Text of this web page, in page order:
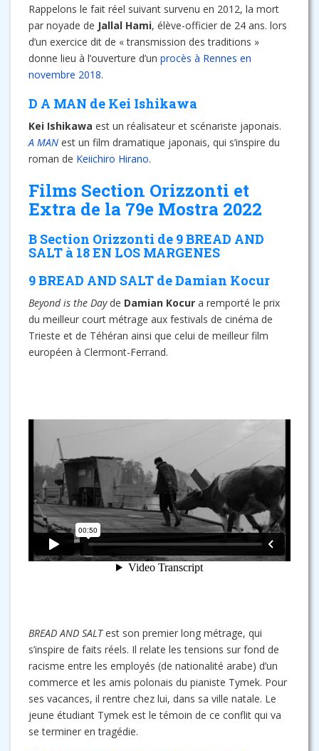
Rappelons le fait réel suivant survenu en 2012, la mort
par noyade de Jallal Hami, élève-officier de 24 ans. lors
d’un exercice dit de « transmission des traditions »
donne lieu à l’ouverture d’un procès à Rennes en
novembre 2018.
D A MAN de Kei Ishikawa
Kei Ishikawa est un réalisateur et scénariste japonais.
A MAN est un film dramatique japonais, qui s’inspire du
roman de Keiichiro Hirano.
Films Section Orizzonti et
Extra de la 79e Mostra 2022
B Section Orizzonti de 9 BREAD AND
SALT à 18 EN LOS MARGENES
9 BREAD AND SALT de Damian Kocur
Beyond is the Dayde Damian Kocur a remporté le prix
du meilleur court métrage aux festivals de cinéma de
Trieste et de Téhéran ainsi que celui de meilleur film
européen à Clermont-Ferrand.
BREAD AND SALTest son premier long métrage, qui
s’inspire de faits réels. Il relate les tensions sur fond de
racisme entre les employés (de nationalité arabe) d’un
commerce et les amis polonais du pianiste Tymek. Pour
ses vacances, il rentre chez lui, dans sa ville natale. Le
jeune étudiant Tymek est le témoin de ce conflit qui va
se terminer en tragédie.